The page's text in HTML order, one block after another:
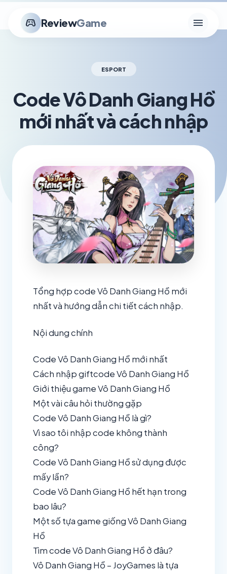
stadia_controller ReviewGame menu
ESPORT
Code Vô Danh Giang Hồ
mới nhất và cách nhập
Tổng hợp code Vô Danh Giang Hồ mới
nhất và hướng dẫn chi tiết cách nhập.
Nội dung chính
Code Vô Danh Giang Hồ mới nhất
Cách nhập giftcode Vô Danh Giang Hồ
Giới thiệu game Vô Danh Giang Hồ
Một vài câu hỏi thường gặp
Code Vô Danh Giang Hồ là gì?
Vì sao tôi nhập code không thành
công?
Code Vô Danh Giang Hồ sử dụng được
mấy lần?
Code Vô Danh Giang Hồ hết hạn trong
bao lâu?
Một số tựa game giống Vô Danh Giang
Hồ
Tìm code Vô Danh Giang Hồ ở đâu?
Vô Danh Giang Hồ – JoyGames là tựa